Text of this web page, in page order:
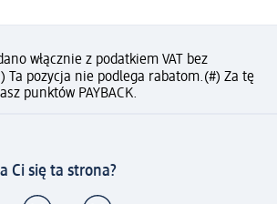
włącznie z podatkiem VAT bez
Ta pozycja nie podlega rabatom.(#) Za tę
punktów PAYBACK.
Ci się ta strona?